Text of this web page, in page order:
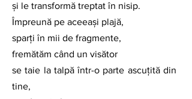
și le transformă treptat în nisip.
Împreună pe aceeași plajă,
sparți în mii de fragmente,
fremătăm când un visător
se taie la talpă într-o parte ascuțită din
tine,